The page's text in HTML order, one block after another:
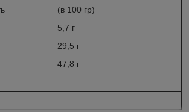
(в 100 гр)
5,7 г
29,5 г
47,8 г